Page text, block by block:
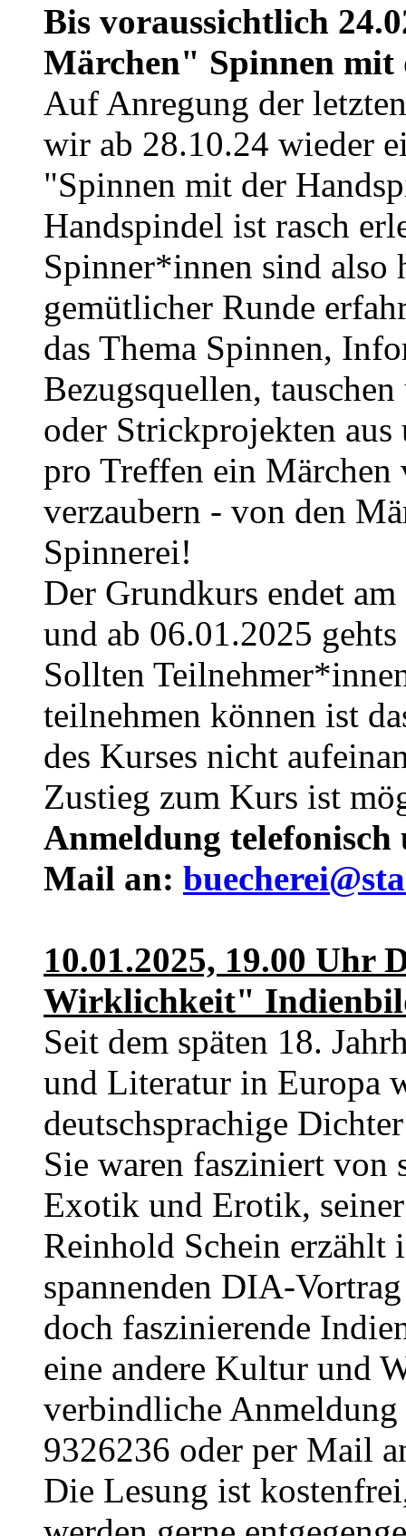
Bis voraussichtlich
Märchen" Spinnen mit
Auf Anregung der
wir ab 28.10.24 wieder
"Spinnen mit der
Handspindel ist rasch
Spinner*innen sind also
gemütlicher Runde
das Thema Spinnen,
Bezugsquellen,
oder Strickprojekten
pro Treffen ein Märchen
verzaubern - von den
Spinnerei!
Der Grundkurs endet
und ab 06.01.2025
Sollten
teilnehmen können ist
des Kurses nicht
Zustieg zum Kurs ist
Anmeldung telefonisch
Mail an:
10.01.2025, 19.00
Wirklichkeit"
Seit dem späten 18.
und Literatur in Europa
deutschsprachige
Sie waren fasziniert von
Exotik und Erotik,
Reinhold Schein erzählt
spannenden DIA-
doch faszinierende
eine andere Kultur und
verbindliche
9326236 oder per Mail
Die Lesung ist